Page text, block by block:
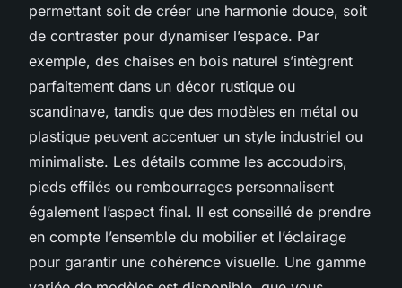
permettant soit de créer une harmonie douce, soit
de contraster pour dynamiser l’espace. Par
exemple, des chaises en bois naturel s’intègrent
parfaitement dans un décor rustique ou
scandinave, tandis que des modèles en métal ou
plastique peuvent accentuer un style industriel ou
minimaliste. Les détails comme les accoudoirs,
pieds effilés ou rembourrages personnalisent
également l’aspect final. Il est conseillé de prendre
en compte l’ensemble du mobilier et l’éclairage
pour garantir une cohérence visuelle. Une gamme